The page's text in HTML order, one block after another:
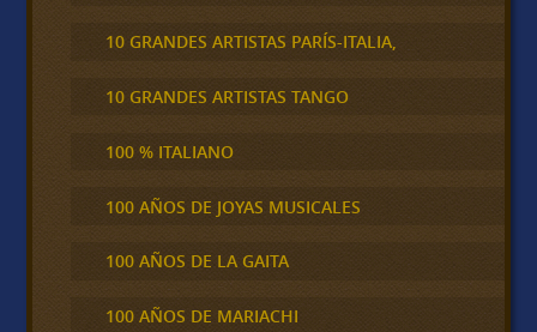
10 GRANDES ARTISTAS PARÍS-ITALIA,
10 GRANDES ARTISTAS TANGO
100 % ITALIANO
100 AÑOS DE JOYAS MUSICALES
100 AÑOS DE LA GAITA
100 AÑOS DE MARIACHI